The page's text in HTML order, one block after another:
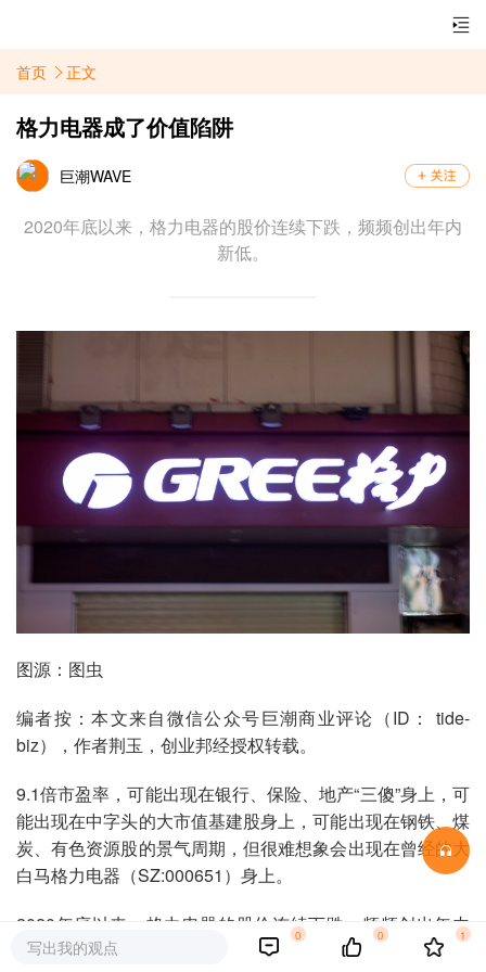
首页 正文
格力电器成了价值陷阱
巨潮WAVE
2020年底以来，格力电器的股价连续下跌，频频创出年内
新低。
图源：图虫
编者按：本文来自微信公众号巨潮商业评论（ID： tide-
biz），作者荆玉，创业邦经授权转载。
9.1倍市盈率，可能出现在银行、保险、地产“三傻”身上，可
能出现在中字头的大市值基建股身上，可能出现在钢铁、煤
炭、有色资源股的景气周期，但很难想象会出现在曾经的大
白马格力电器（SZ:000651）身上。
2020年底以来，格力电器的股价连续下跌，频频创出年内
新低，自年初以来股价跌幅达到34.02%，让不少投资者深
写出我的观点
0 0 1